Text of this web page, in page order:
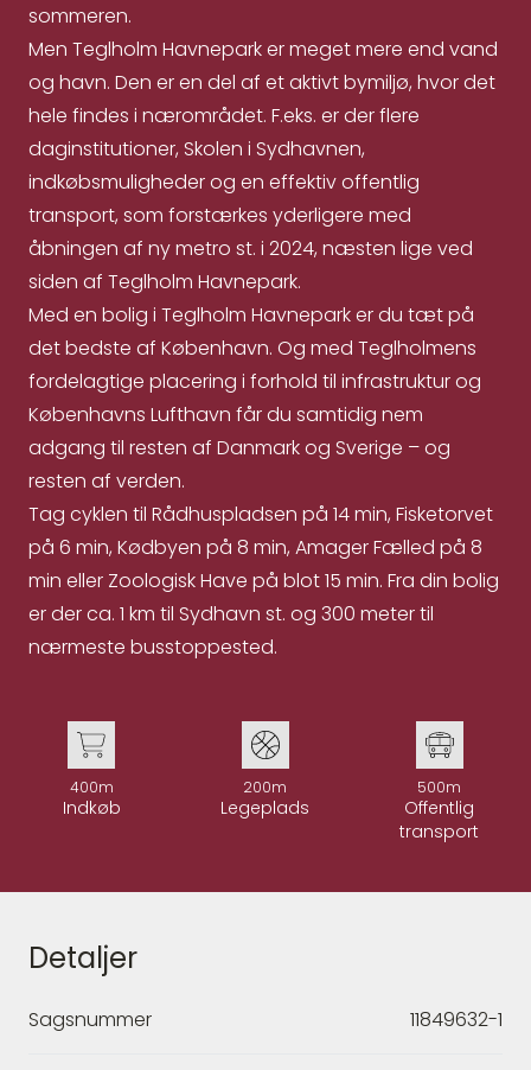
sommeren.
Men Teglholm Havnepark er meget mere end vand
og havn. Den er en del af et aktivt bymiljø, hvor det
hele findes i nærområdet. F.eks. er der flere
daginstitutioner, Skolen i Sydhavnen,
indkøbsmuligheder og en effektiv offentlig
transport, som forstærkes yderligere med
åbningen af ny metro st. i 2024, næsten lige ved
siden af Teglholm Havnepark.
Med en bolig i Teglholm Havnepark er du tæt på
det bedste af København. Og med Teglholmens
fordelagtige placering i forhold til infrastruktur og
Københavns Lufthavn får du samtidig nem
adgang til resten af Danmark og Sverige – og
resten af verden.
Tag cyklen til Rådhuspladsen på 14 min, Fisketorvet
på 6 min, Kødbyen på 8 min, Amager Fælled på 8
min eller Zoologisk Have på blot 15 min. Fra din bolig
er der ca. 1 km til Sydhavn st. og 300 meter til
nærmeste busstoppested.
400m
Indkøb
200m
Legeplads
500m
Offentlig
transport
Detaljer
Sagsnummer 11849632-1